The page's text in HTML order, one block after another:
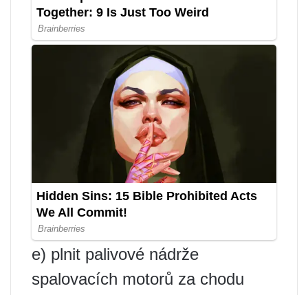
e) plnit palivové nádrže
spalovacích motorů za chodu